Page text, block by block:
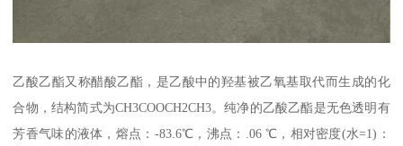
乙酸乙酯又称醋酸乙酯，是乙酸中的羟基被乙氧基取代而生成的化
合物，结构简式为CH3COOCH2CH3。纯净的乙酸乙酯是无色透明有
芳香气味的液体，熔点：-83.6℃，沸点：.06 ℃，相对密度(水=1)：